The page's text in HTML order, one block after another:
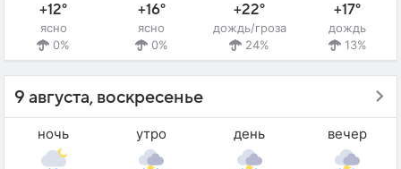
+12°
ясно
0%
+16°
ясно
0%
+22°
дождь/гроза
24%
+17°
дождь
13%
9 августа, воскресенье
ночь утро день вечер